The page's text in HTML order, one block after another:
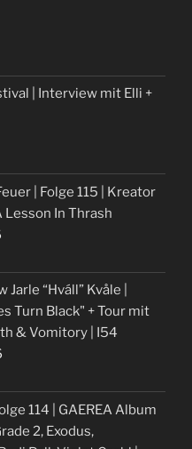
| Interview mit Elli +
| Folge 115 | Kreator
Lesson In Thrash
“Hváll” Kvåle |
Turn Black" + Tour mit
& Vomitory | I54
114 | GAEREA Album
2, Exodus,